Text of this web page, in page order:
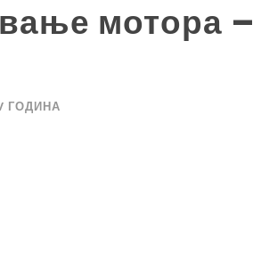
мотора –
ГОДИНА